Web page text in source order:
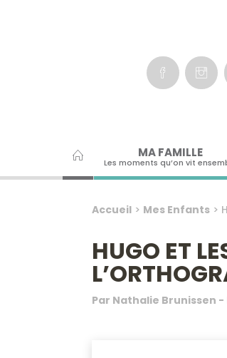
MA FAMILLE
Les moments qu’on vit
Accueil> Mes Enfants>
HUGO ET
Par Nathalie Brunissen -